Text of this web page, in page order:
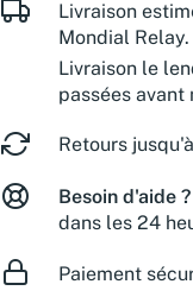
Livraison
Mondial Relay.
Livraison le
passées avant
Retours
Besoin d'aide ?
dans les 24
Paiement